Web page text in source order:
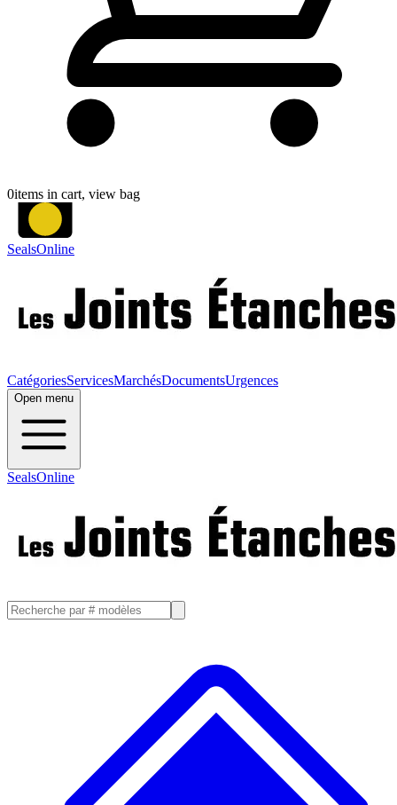
0items in cart, view bag
SealsOnline
CatégoriesServicesMarchésDocumentsUrgences
Open menu
SealsOnline